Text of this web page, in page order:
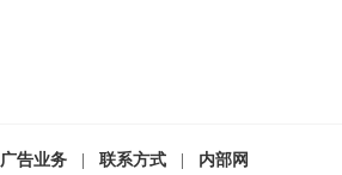
广告业务 联系方式 内部网